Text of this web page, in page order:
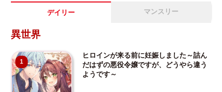
デイリー マンスリー
異世界
1
ヒロインが来る前に妊娠しました～詰ん
だはずの悪役令嬢ですが、どうやら違う
ようです～